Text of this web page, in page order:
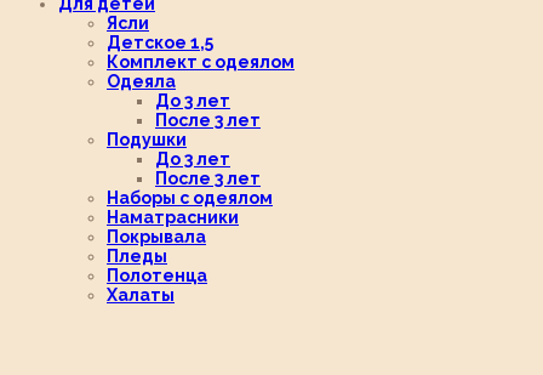
Ясли
Детское 1,5
Комплект с одеялом
Одеяла
До 3 лет
После 3 лет
Подушки
До 3 лет
После 3 лет
Наборы с одеялом
Наматрасники
Покрывала
Пледы
Полотенца
Халаты